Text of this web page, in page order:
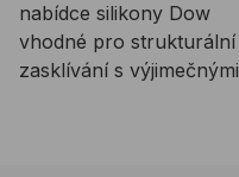
nabídce silikony Dow
vhodné pro strukturální
zasklívání s výjimečnými